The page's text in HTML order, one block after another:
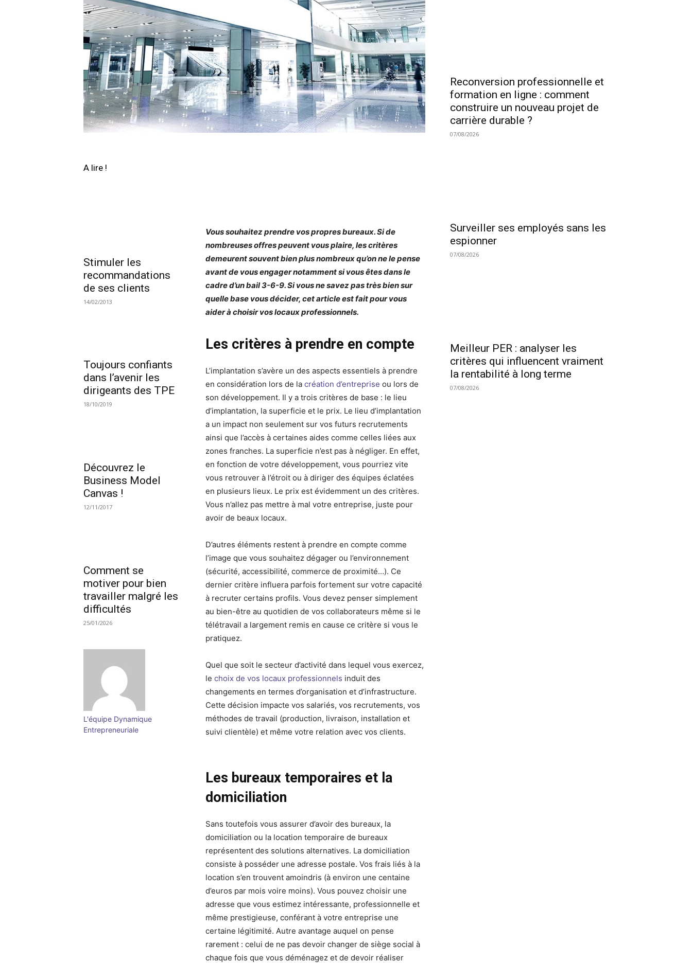
A lire !
Stimuler les
recommandations
de ses clients
14/02/2013
Toujours confiants
dans l’avenir les
dirigeants des TPE
18/10/2019
Découvrez le
Business Model
Canvas !
12/11/2017
Comment se
motiver pour bien
travailler malgré les
difficultés
25/01/2026
L'équipe Dynamique
Entrepreneuriale
Vous souhaitez prendre vos propres bureaux. Si de
nombreuses offres peuvent vous plaire, les critères
demeurent souvent bien plus nombreux qu’on ne le pense
avant de vous engager notamment si vous êtes dans le
cadre d’un bail 3-6-9. Si vous ne savez pas très bien sur
quelle base vous décider, cet article est fait pour vous
aider à choisir vos locaux professionnels.
Les critères à prendre en compte
L’implantation s’avère un des aspects essentiels à prendre
en considération lors de lacréation d’entreprise ou lors de
son développement. Il y a trois critères de base : le lieu
d’implantation, la superficie et le prix. Le lieu d’implantation
a un impact non seulement sur vos futurs recrutements
ainsi que l’accès à certaines aides comme celles liées aux
zones franches. La superficie n’est pas à négliger. En effet,
en fonction de votre développement, vous pourriez vite
vous retrouver à l’étroit ou à diriger des équipes éclatées
en plusieurs lieux. Le prix est évidemment un des critères.
Vous n’allez pas mettre à mal votre entreprise, juste pour
avoir de beaux locaux.
D’autres éléments restent à prendre en compte comme
l’image que vous souhaitez dégager ou l’environnement
(sécurité, accessibilité, commerce de proximité…). Ce
dernier critère influera parfois fortement sur votre capacité
à recruter certains profils. Vous devez penser simplement
au bien-être au quotidien de vos collaborateurs même si le
télétravail a largement remis en cause ce critère si vous le
pratiquez.
Quel que soit le secteur d’activité dans lequel vous exercez,
lechoix de vos locaux professionnels induit des
changements en termes d’organisation et d’infrastructure.
Cette décision impacte vos salariés, vos recrutements, vos
méthodes de travail (production, livraison, installation et
suivi clientèle) et même votre relation avec vos clients.
Les bureaux temporaires et la
domiciliation
Sans toutefois vous assurer d’avoir des bureaux, la
domiciliation ou la location temporaire de bureaux
représentent des solutions alternatives. La domiciliation
consiste à posséder une adresse postale. Vos frais liés à la
location s’en trouvent amoindris (à environ une centaine
d’euros par mois voire moins). Vous pouvez choisir une
adresse que vous estimez intéressante, professionnelle et
même prestigieuse, conférant à votre entreprise une
certaine légitimité. Autre avantage auquel on pense
rarement : celui de ne pas devoir changer de siège social à
chaque fois que vous déménagez et de devoir réaliser
Reconversion professionnelle et
formation en ligne : comment
construire un nouveau projet de
carrière durable ?
07/08/2026
Surveiller ses employés sans les
espionner
07/08/2026
Meilleur PER : analyser les
critères qui influencent vraiment
la rentabilité à long terme
07/08/2026